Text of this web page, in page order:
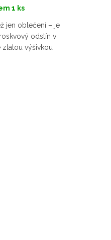
1 ks
jen oblečení – je
odstín v
zlatou výšivkou